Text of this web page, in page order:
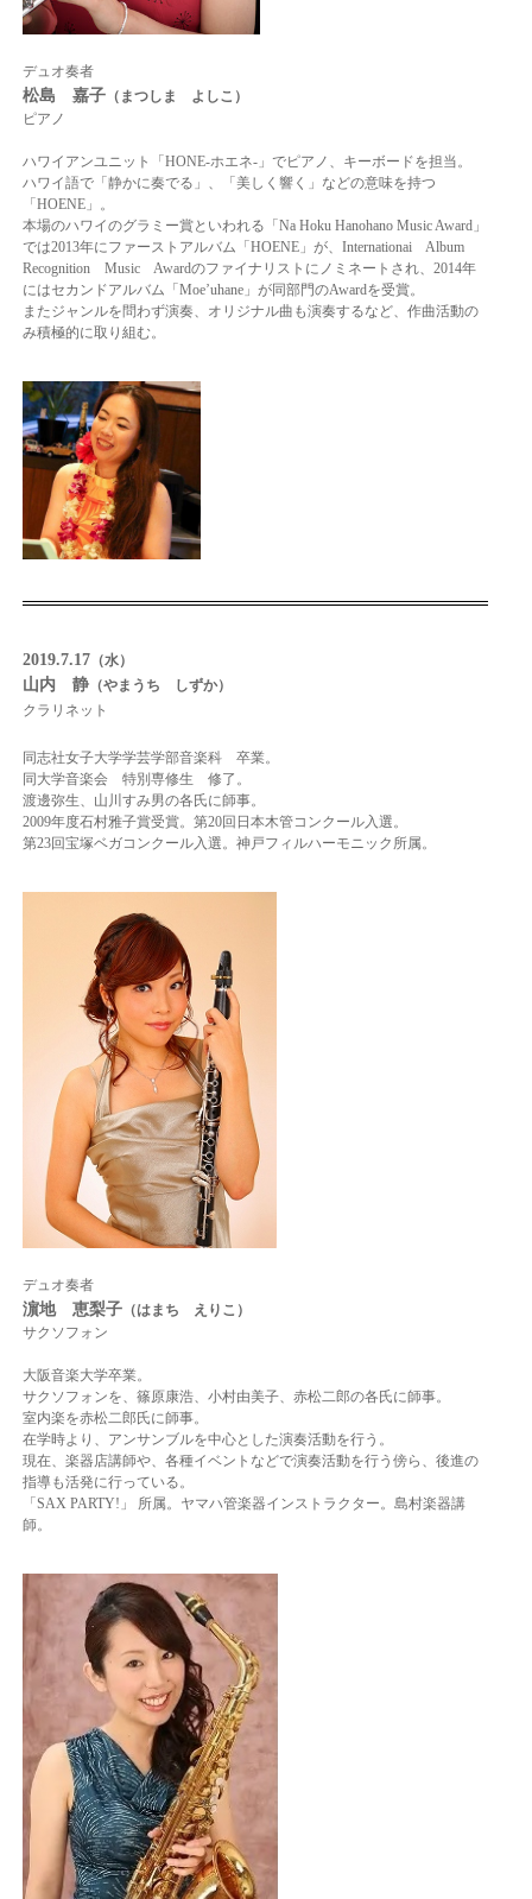
デュオ奏者
松島 嘉子（まつしま よしこ）
ピアノ
ハワイアンユニット「HONE-ホエネ-」でピアノ、キーボードを担当。
ハワイ語で「静かに奏でる」、「美しく響く」などの意味を持つ
「HOENE」。
本場のハワイのグラミー賞といわれる「Na Hoku Hanohano Music Award」
では2013年にファーストアルバム「HOENE」が、 Internationai Album
Recognition Music Awardのファイナリストにノミネートされ、2014年
にはセカンドアルバム「Moe’uhane」が同部門のAwardを受賞。
またジャンルを問わず演奏、オリジナル曲も演奏するなど、作曲活動の
み積極的に取り組む。
2019.7.17（水）
山内 静（やまうち しずか）
クラリネット
同志社女子大学学芸学部音楽科 卒業。
同大学音楽会 特別専修生 修了。
渡邊弥生、山川すみ男の各氏に師事。
2009年度石村雅子賞受賞。 第20回日本木管コンクール入選。
第23回宝塚ベガコンクール入選。 神戸フィルハーモニック所属。
デュオ奏者
濵地 恵梨子（はまち えりこ）
サクソフォン
大阪音楽大学卒業。
サクソフォンを、篠原康浩、小村由美子、赤松二郎の各氏に師事。
室内楽を赤松二郎氏に師事。
在学時より、アンサンブルを中心とした演奏活動を行う。
現在、楽器店講師や、各種イベントなどで演奏活動を行う傍ら、後進の
指導も活発に行っている。
「SAX PARTY!」 所属。ヤマハ管楽器インストラクター。島村楽器講
師。